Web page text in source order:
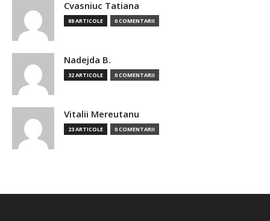
Cvasniuc Tatiana
88 ARTICOLE 0 COMENTARII
Nadejda B.
32 ARTICOLE 0 COMENTARII
Vitalii Mereutanu
23 ARTICOLE 0 COMENTARII